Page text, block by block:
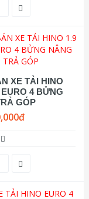
XE TẢI HINO
4 BỬNG
GÓP